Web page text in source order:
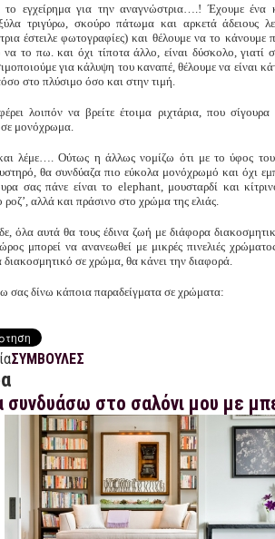
το εγχείρημα για την αναγνώστρια….! Έχουμε ένα
τριγύρω, σκούρο πάτωμα και αρκετά άδειους
έστειλε φωτογραφίες) και θέλουμε να το κάνουμε
να το πω. και όχι τίποτα άλλο, είναι δύσκολο, γιατί
για κάλυψη του καναπέ, θέλουμε να είναι
στο πλύσιμο όσο και στην τιμή.
λοιπόν να βρείτε έτοιμα ριχτάρια, που σίγουρα
σε μονόχρωμα.
λέμε…. Ούτως η άλλως νομίζω ότι με το ύφος
θα συνδύαζα πιο εύκολα μονόχρωμό και όχι
σας πάνε είναι το elephant, μουσταρδί και
ροζ’, αλλά και πράσινο στο χρώμα της ελιάς.
όλα αυτά θα τους έδινα ζωή με διάφορα
μπορεί να ανανεωθεί με μικρές πινελιές
διακοσμητικό σε χρώμα, θα κάνει την διαφορά.
σας δίνω κάποια παραδείγματα σε χρώματα:
ΣΥΜΒΟΥΛΕΣ
συνδυάσω στο σαλόνι μου με